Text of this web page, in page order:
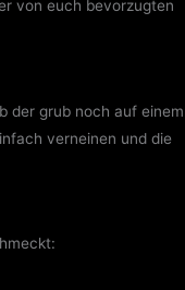
von euch bevorzugten
der grub noch auf einem
verneinen und die